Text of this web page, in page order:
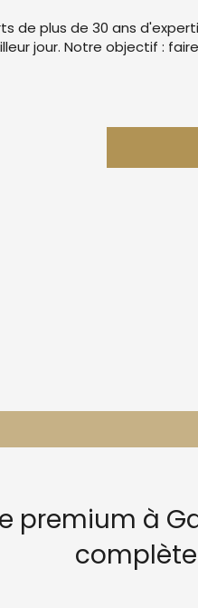
de plus de 30 ans
jour. Notre objectif :
premium à
complète